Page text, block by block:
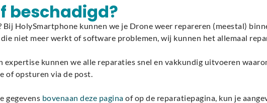
beschadigd?
Bij HolySmartphone kunnen we je Drone weer repareren (meestal)
niet meer werkt of software problemen, wij kunnen het allemaal
expertise kunnen we alle reparaties snel en vakkundig uitvoeren
of opsturen via de post.
gegevens bovenaan deze pagina of op de reparatiepagina, kun je